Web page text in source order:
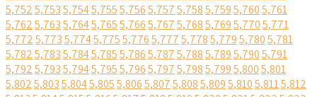
5,7525,7535,7545,7555,7565,7575,7585,7595,7605,761
5,7625,7635,7645,7655,7665,7675,7685,7695,7705,771
5,7725,7735,7745,7755,7765,7775,7785,7795,7805,781
5,7825,7835,7845,7855,7865,7875,7885,7895,7905,791
5,7925,7935,7945,7955,7965,7975,7985,7995,8005,801
5,8025,8035,8045,8055,8065,8075,8085,8095,8105,8115,812